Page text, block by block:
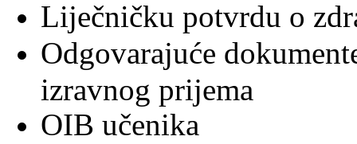
Liječničku potvrdu o
Odgovarajuće
izravnog prijema
OIB učenika